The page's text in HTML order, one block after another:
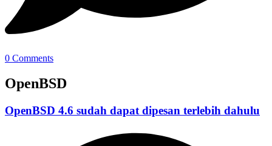
0 Comments
OpenBSD
OpenBSD 4.6 sudah dapat dipesan terlebih dahulu